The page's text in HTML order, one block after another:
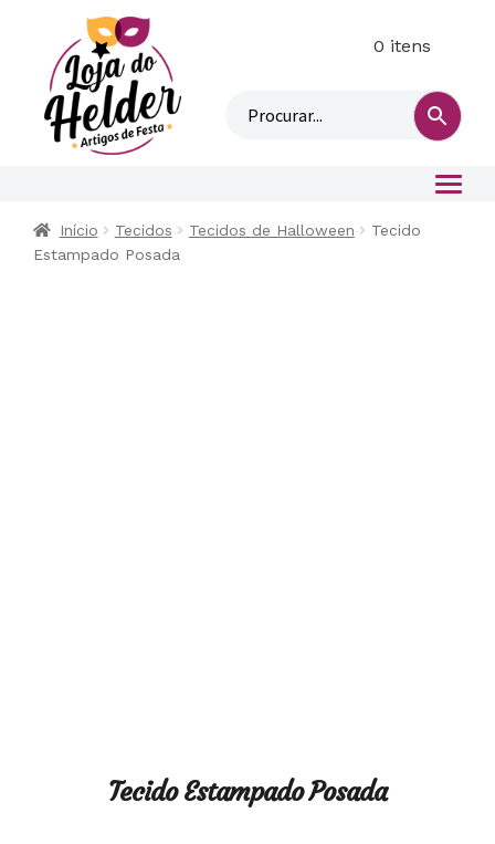
n
0 itens
Início Tecidos Tecidos de Halloween
Tecido
Estampado Posada
Tecido Estampado Posada